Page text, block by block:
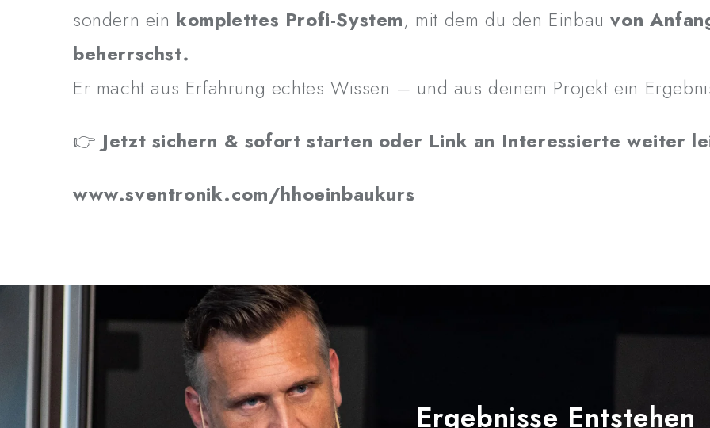
www.sventronik.com/
sondern ein komplettes Profi-System, mit dem du den Einbauvon
beherrschst.
Er macht aus Erfahrung echtes Wissen – und aus deinem Projekt ein
👉 Jetzt sichern & sofort starten oder Link an Interessierte weiter
www.sventronik.com/hhoeinbaukurs
Ergebnisse Entstehen